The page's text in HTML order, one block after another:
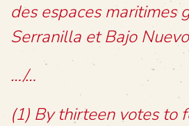
des espaces maritimes
Serranilla et Bajo
…/…
(1) By thirteen votes to